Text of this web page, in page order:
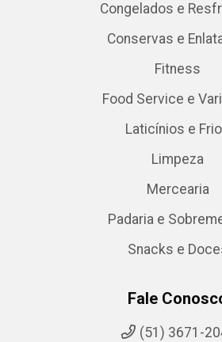
Congelados e
Conservas e
Fitness
Food Service e
Laticínios e
Limpeza
Mercearia
Padaria e
Snacks e
Fale
(51) 3671-